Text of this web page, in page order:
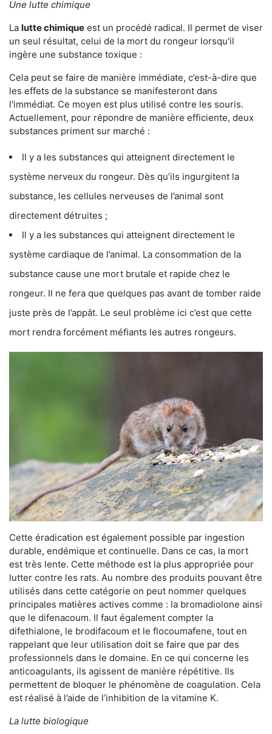
Une lutte chimique
La lutte chimique est un procédé radical. Il permet de viser
un seul résultat, celui de la mort du rongeur lorsqu'il
ingère une substance toxique :
Cela peut se faire de manière immédiate, c’est-à-dire que
les effets de la substance se manifesteront dans
l'immédiat. Ce moyen est plus utilisé contre les souris.
Actuellement, pour répondre de manière efficiente, deux
substances priment sur marché :
Il y a les substances qui atteignent directement le
système nerveux du rongeur. Dès qu’ils ingurgitent la
substance, les cellules nerveuses de l’animal sont
directement détruites ;
Il y a les substances qui atteignent directement le
système cardiaque de l’animal. La consommation de la
substance cause une mort brutale et rapide chez le
rongeur. Il ne fera que quelques pas avant de tomber raide
juste près de l’appât. Le seul problème ici c’est que cette
mort rendra forcément méfiants les autres rongeurs.
Cette éradication est également possible par ingestion
durable, endémique et continuelle. Dans ce cas, la mort
est très lente. Cette méthode est la plus appropriée pour
lutter contre les rats. Au nombre des produits pouvant être
utilisés dans cette catégorie on peut nommer quelques
principales matières actives comme : la bromadiolone ainsi
que le difenacoum. Il faut également compter la
difethialone, le brodifacoum et le flocoumafene, tout en
rappelant que leur utilisation doit se faire que par des
professionnels dans le domaine. En ce qui concerne les
anticoagulants, ils agissent de manière répétitive. Ils
permettent de bloquer le phénomène de coagulation. Cela
est réalisé à l’aide de l’inhibition de la vitamine K.
La lutte biologique